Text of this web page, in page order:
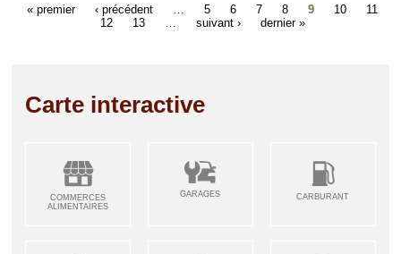
« premier ‹ précédent 5 6 7 8 9 10
11
12
13 suivant › dernier »
Carte interactive
COMMERCES
ALIMENTAIRES
GARAGES CARBURANT